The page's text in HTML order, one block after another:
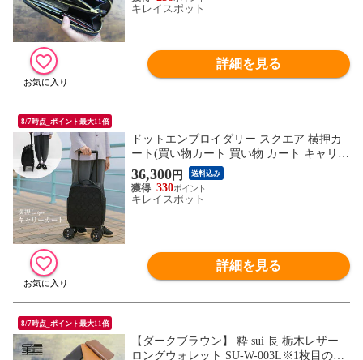
キレイスポット
詳細を見る
8/7時点_ポイント最大11倍
ドットエンブロイダリー スクエア 横押カ
ート(買い物カート 買い物 カート キャリー
バッグ キャリーカート)
36,300円 送料込み
330
キレイスポット
詳細を見る
8/7時点_ポイント最大11倍
【ダークブラウン】 粋 sui 長 栃木レザー
ロングウォレット SU-W-003L※1枚目の画